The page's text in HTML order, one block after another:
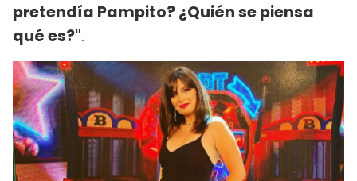
pretendía Pampito? ¿Quién se piensa
qué es?".